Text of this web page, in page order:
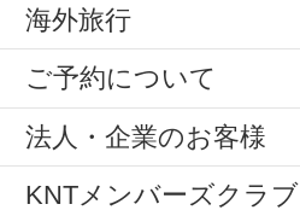
海外旅行
ご予約について
法人・企業のお客様
KNTメンバーズクラブ